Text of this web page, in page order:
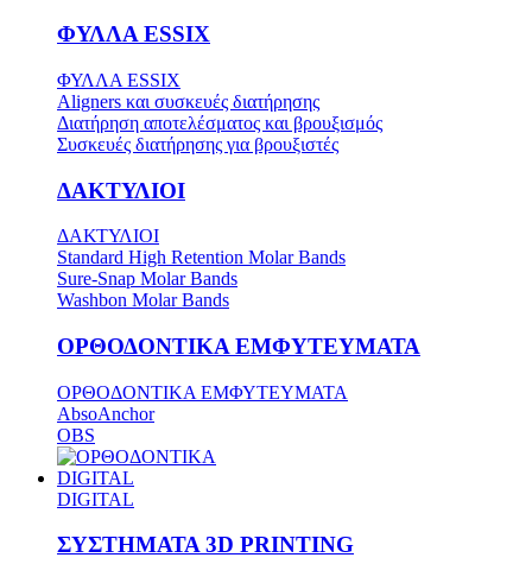
ΦΥΛΛΑ ESSIX
ΦΥΛΛΑ ESSIX
Aligners και συσκευές διατήρησης
Διατήρηση αποτελέσματος και βρουξισμός
Συσκευές διατήρησης για βρουξιστές
ΔΑΚΤΥΛΙΟΙ
ΔΑΚΤΥΛΙΟΙ
Standard High Retention Molar Bands
Sure-Snap Molar Bands
Washbon Molar Bands
ΟΡΘΟΔΟΝΤΙΚΑ ΕΜΦΥΤΕΥΜΑΤΑ
ΟΡΘΟΔΟΝΤΙΚΑ ΕΜΦΥΤΕΥΜΑΤΑ
AbsoAnchor
OBS
DIGITAL
DIGITAL
ΣΥΣΤΗΜΑΤΑ 3D PRINTING